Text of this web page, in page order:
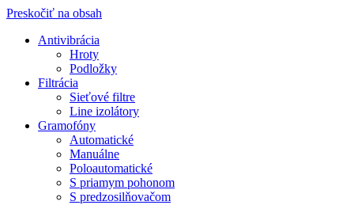
Preskočiť na obsah
Antivibrácia
Hroty
Podložky
Filtrácia
Sieťové filtre
Line izolátory
Gramofóny
Automatické
Manuálne
Poloautomatické
S priamym pohonom
S predzosilňovačom